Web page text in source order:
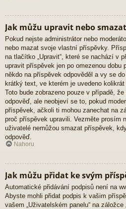
Jak můžu upravit nebo
Pokud nejste administrátor nebo
nebo mazat svoje vlastní příspěvky.
na tlačítko „Upravit“, které se nachází v
upravit příspěvek jen po omezenou dobu
někdo na příspěvek odpověděl a vy se
krátký text, ve kterém je uvedeno
Toto bude zobrazeno pouze v případě,
odpověď, ale neobjeví se to, pokud
příspěvek, ačkoli ti mohou zanechat na
proč příspěvek upravili. Vezměte prosím
uživatelé nemůžou smazat příspěvek,
odpověď.
Nahoru
Jak můžu přidat ke svým
Automatické přidávání podpisů není na
Abyste mohli přidat podpis k vašim
vašem „Uživatelském panelu“ na